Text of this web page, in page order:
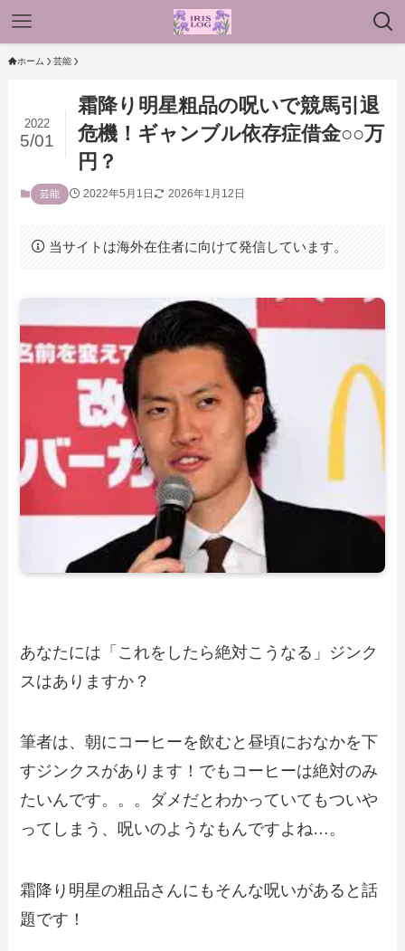
ホーム 芸能
霜降り明星粗品の呪いで競馬引退
危機！ギャンブル依存症借金○○万
円？
2022
5/01
芸能 2022年5月1日 2026年1月12日
当サイトは海外在住者に向けて発信しています。
あなたには「これをしたら絶対こうなる」ジンク
スはありますか？
筆者は、朝にコーヒーを飲むと昼頃におなかを下
すジンクスがあります！でもコーヒーは絶対のみ
たいんです。。。ダメだとわかっていてもついや
ってしまう、呪いのようなもんですよね…。
霜降り明星の粗品さんにもそんな呪いがあると話
題です！